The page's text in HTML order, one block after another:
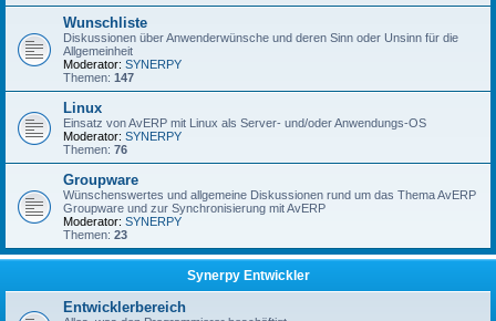
Wunschliste
Diskussionen über Anwenderwünsche und deren Sinn oder Unsinn für die
Allgemeinheit
Moderator: SYNERPY
Themen: 147
Linux
Einsatz von AvERP mit Linux als Server- und/oder Anwendungs-OS
Moderator: SYNERPY
Themen: 76
Groupware
Wünschenswertes und allgemeine Diskussionen rund um das Thema AvERP
Groupware und zur Synchronisierung mit AvERP
Moderator: SYNERPY
Themen: 23
Synerpy Entwickler
Entwicklerbereich